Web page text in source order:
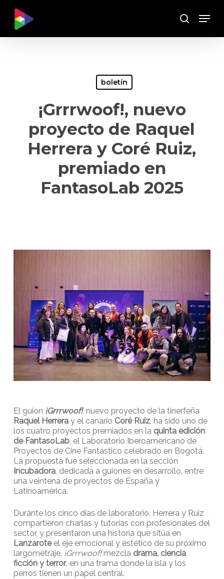
main
Buscar
Menu
boletín
¡Grrrwoof!, nuevo
proyecto de Raquel
Herrera y Coré Ruiz,
premiado en
FantasoLab 2025
El guion ¡Grrrwoof!, nuevo proyecto de la tinerfeña
Raquel Herreray el canario Coré Ruiz, ha sido uno de
los cuatro proyectos premiados en la quinta edición
de FantasoLab, el Laboratorio Iberoamericano de
Proyectos de Cine Fantástico celebrado en Bogotá.
La propuesta fue seleccionada en la sección
Incubadora, dedicada a guiones en desarrollo, entre
una veintena de proyectos de España y
Latinoamérica.
Durante los cinco días de laboratorio, Herrera y Ruiz
compartieron charlas y tutorías con profesionales del
sector, y presentaron una historia que sitúa en
Lanzaroteel eje emocional y estético de su próximo
largometraje. ¡Grrrwoof!mezcla drama, ciencia
ficción y terror, en una trama donde la isla y los
perros tienen un papel central.